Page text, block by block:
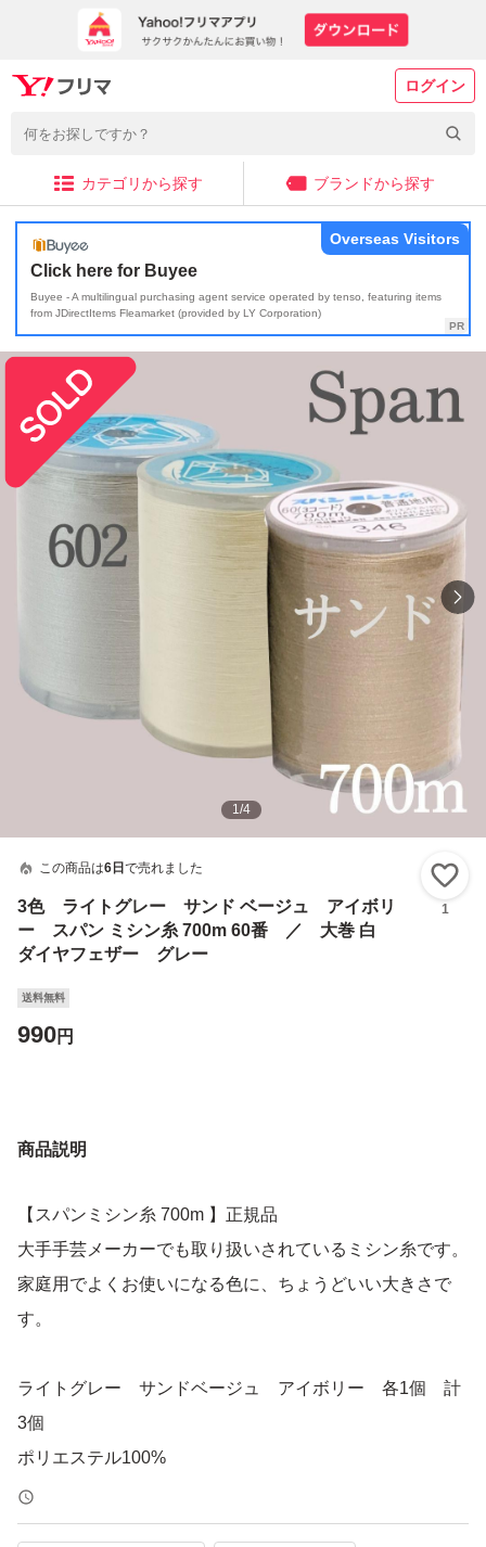
ログイン
カテゴリから探す ブランドから探す
Click here for Buyee
Buyee - A multilingual purchasing agent service operated by tenso, featuring items
from JDirectItems Fleamarket (provided by LY Corporation)
Overseas Visitors
1/4
この商品は6日 で売れました
3色 ライトグレー サンド ベージュ アイボリ
ー スパン ミシン糸 700m 60番 ／ 大巻 白
ダイヤフェザー グレー
1
送料無料
990円
商品説明
【スパンミシン糸 700m 】正規品
大手手芸メーカーでも取り扱いされているミシン糸です。
家庭用でよくお使いになる色に、ちょうどいい大きさで
す。
ライトグレー サンドベージュ アイボリー 各1個 計
3個
ポリエステル100%
60番手